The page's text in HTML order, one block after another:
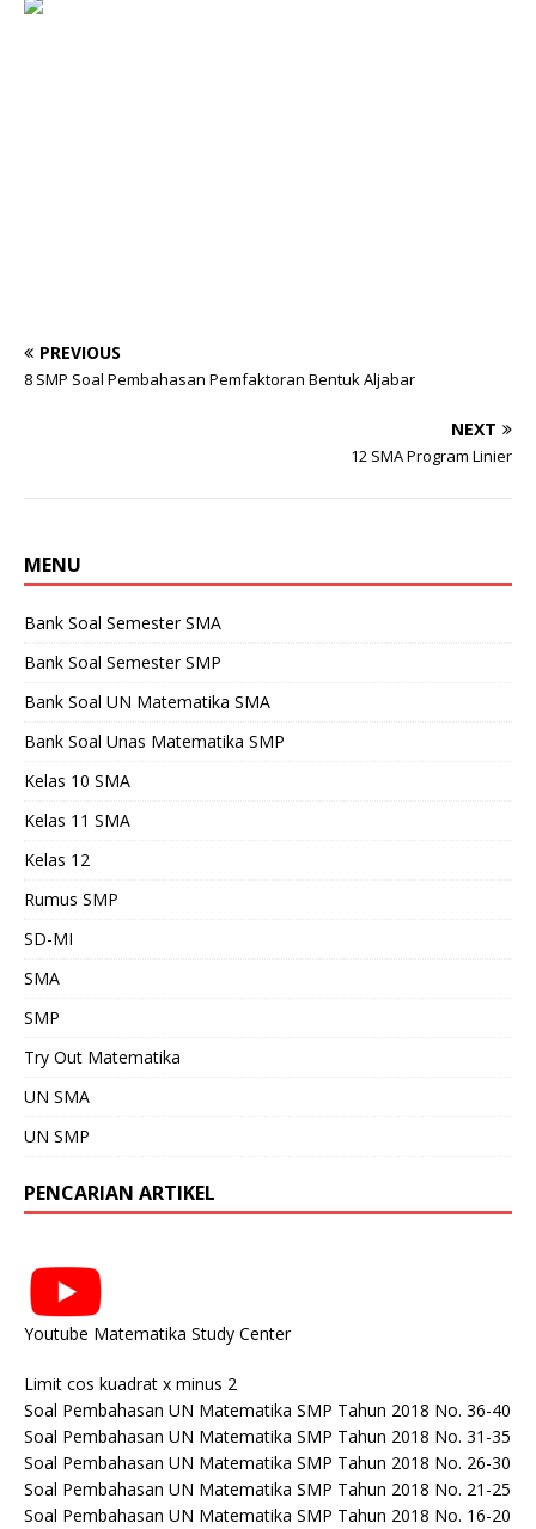
PREVIOUS
8 SMP Soal Pembahasan Pemfaktoran Bentuk Aljabar
NEXT
12 SMA Program Linier
MENU
Bank Soal Semester SMA
Bank Soal Semester SMP
Bank Soal UN Matematika SMA
Bank Soal Unas Matematika SMP
Kelas 10 SMA
Kelas 11 SMA
Kelas 12
Rumus SMP
SD-MI
SMA
SMP
Try Out Matematika
UN SMA
UN SMP
PENCARIAN ARTIKEL
Youtube Matematika Study Center
Limit cos kuadrat x minus 2
Soal Pembahasan UN Matematika SMP Tahun 2018 No. 36-40
Soal Pembahasan UN Matematika SMP Tahun 2018 No. 31-35
Soal Pembahasan UN Matematika SMP Tahun 2018 No. 26-30
Soal Pembahasan UN Matematika SMP Tahun 2018 No. 21-25
Soal Pembahasan UN Matematika SMP Tahun 2018 No. 16-20